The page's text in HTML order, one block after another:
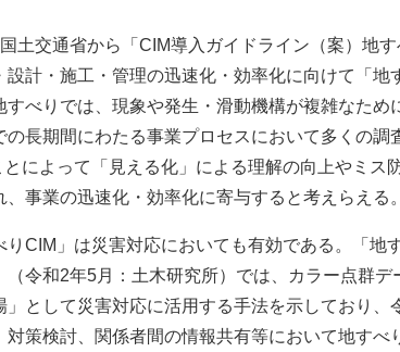
土交通省から「CIM導入ガイドライン（案）地
設計・施工・管理の迅速化・効率化に向けて「地
べりでは、現象や発生・滑動機構が複雑なため
の長期間にわたる事業プロセスにおいて多くの調
によって「見える化」による理解の向上やミス
、事業の迅速化・効率化に寄与すると考えらえる。
CIM」は災害対応においても有効である。「地
（令和2年5月：土木研究所）では、カラー点群
」として災害対応に活用する手法を示しており
対策検討、関係者間の情報共有等において地すべ